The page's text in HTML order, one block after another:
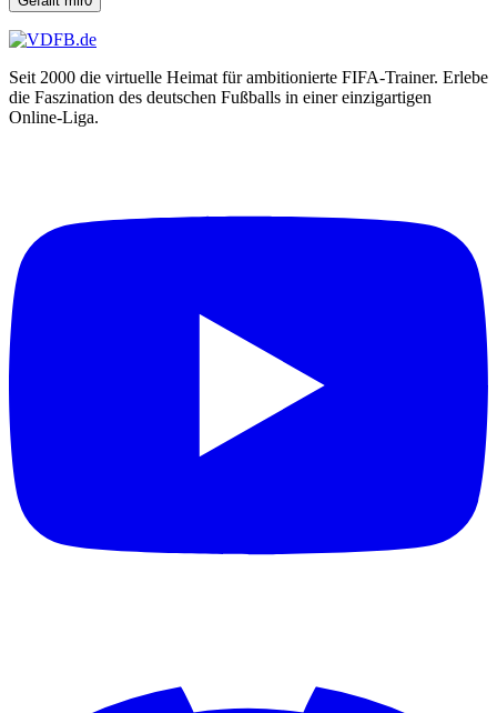
Seit 2000 die virtuelle Heimat für ambitionierte FIFA-Trainer. Erlebe
die Faszination des deutschen Fußballs in einer einzigartigen
Online-Liga.